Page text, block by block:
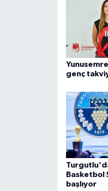
genç
Basketbol
başlıyor